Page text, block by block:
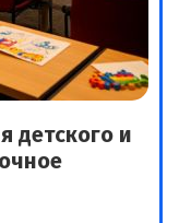
детского и